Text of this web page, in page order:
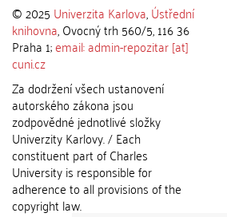
© 2025 Univerzita Karlova,Ústřední
knihovna, Ovocný trh 560/5, 116 36
Praha 1;email: admin-repozitar [at]
cuni.cz
Za dodržení všech ustanovení
autorského zákona jsou
zodpovědné jednotlivé složky
Univerzity Karlovy. / Each
constituent part of Charles
University is responsible for
adherence to all provisions of the
copyright law.